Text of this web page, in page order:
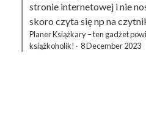
stronie internetowej i nie
skoro czyta się np na
Planer Książkary – ten gadżet
książkoholik! · 8 December 2023